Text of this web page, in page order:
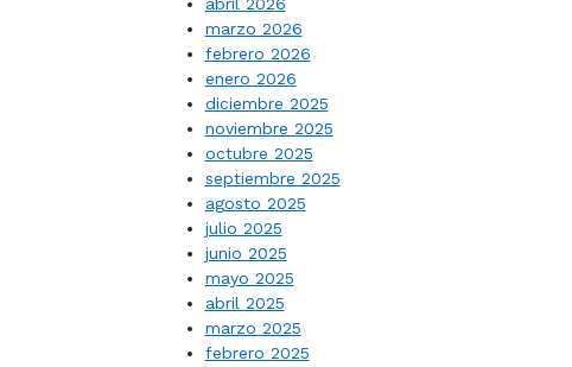
marzo 2026
febrero 2026
enero 2026
diciembre 2025
noviembre 2025
octubre 2025
septiembre 2025
agosto 2025
julio 2025
junio 2025
mayo 2025
abril 2025
marzo 2025
febrero 2025